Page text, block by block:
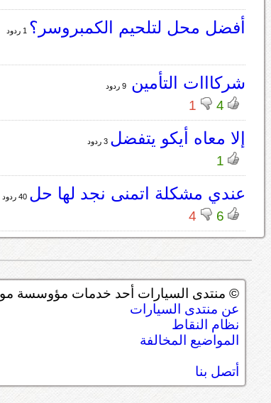
أفضل محل لتلحيم الكمبروسر؟
شركااات التأمين9 ردود
4
1
إلا معاه أيكو يتفضل 3 ردود
1
عندي مشكلة اتمنى نجد لها حل 40 ردود
6
4
© منتدى السيارات أحد خدمات مؤوسسة
عن منتدى السيارات
نظام النقاط
المواضيع المخالفة
أتصل بنا